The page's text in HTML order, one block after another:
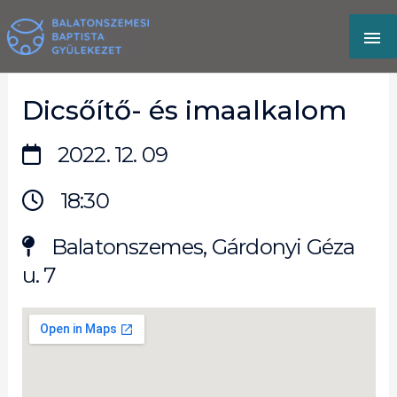
to
content
Dicsőítő- és imaalkalom
2022. 12. 09
18:30
Balatonszemes, Gárdonyi Géza
u. 7